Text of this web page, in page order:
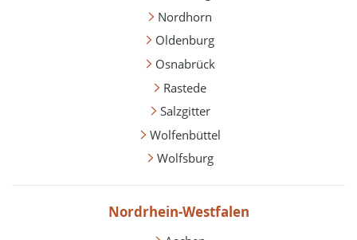
Nordhorn
Oldenburg
Osnabrück
Rastede
Salzgitter
Wolfenbüttel
Wolfsburg
Nordrhein-Westfalen